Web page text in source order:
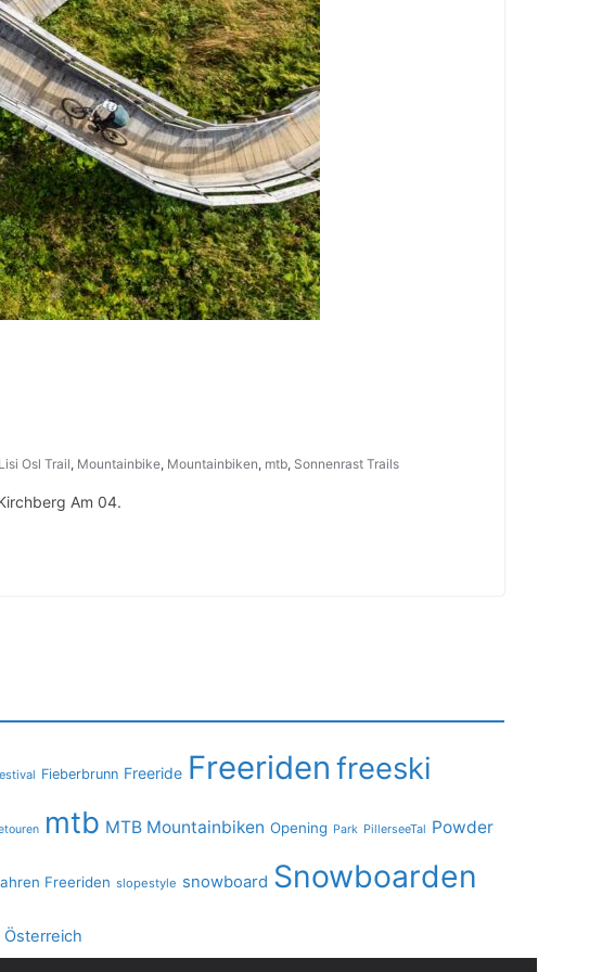
Lisi Osl Trail, Mountainbike, Mountainbiken, mtb, Sonnenrast Trails
Am 04.
Fieberbrunn Freeride Freeriden freeski
mtb MTB Mountainbiken Opening Park PillerseeTal Powder
Freeriden slopestyle snowboard Snowboarden
Österreich